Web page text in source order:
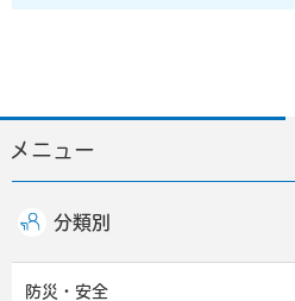
メニュー
分類別
防災・安全